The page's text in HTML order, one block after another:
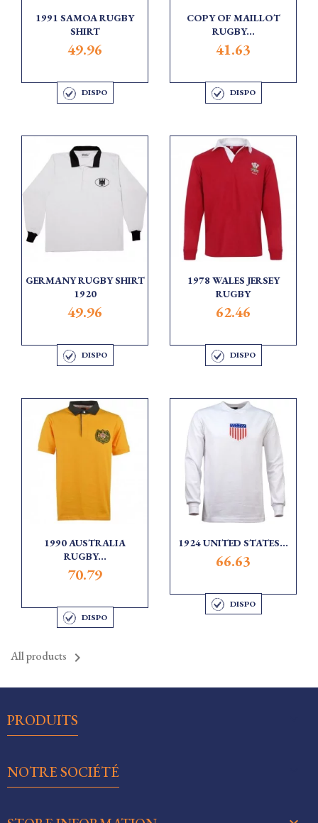
1991 SAMOA RUGBY
SHIRT
49.96
DISPO
COPY OF MAILLOT
RUGBY...
41.63
DISPO
GERMANY RUGBY SHIRT
1920
49.96
DISPO
1978 WALES JERSEY
RUGBY
62.46
DISPO
1990 AUSTRALIA
RUGBY...
70.79
DISPO
1924 UNITED STATES...
66.63
DISPO
All products 
PRODUITS
NOTRE SOCIÉTÉ